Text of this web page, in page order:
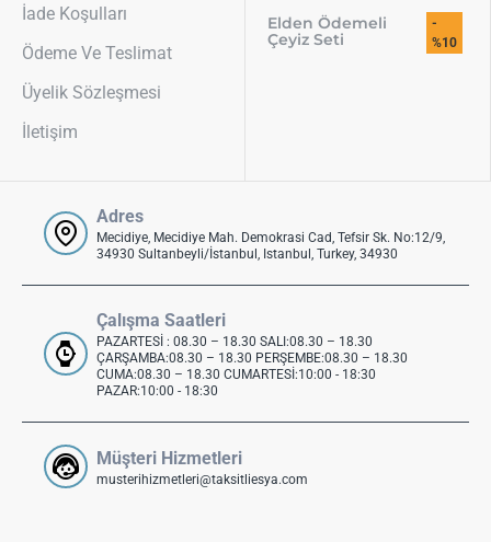
İade Koşulları
Ödeme Ve Teslimat
Üyelik Sözleşmesi
İletişim
Elden Ödemeli
Çeyiz Seti
-
%10
Adres
Mecidiye, Mecidiye Mah. Demokrasi Cad, Tefsir Sk. No:12/9,
34930 Sultanbeyli/İstanbul, Istanbul, Turkey, 34930
Çalışma Saatleri
PAZARTESİ : 08.30 – 18.30 SALI:08.30 – 18.30
ÇARŞAMBA:08.30 – 18.30 PERŞEMBE:08.30 – 18.30
CUMA:08.30 – 18.30 CUMARTESİ:10:00 - 18:30
PAZAR:10:00 - 18:30
Müşteri Hizmetleri
musterihizmetleri@taksitliesya.com